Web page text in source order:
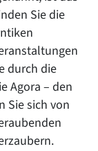
Sie die
durch die
Agora – den
Sie sich von